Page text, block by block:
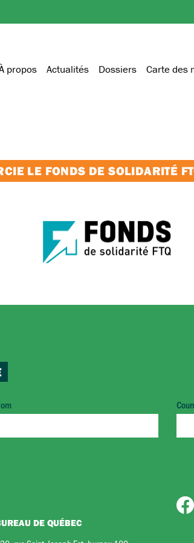
propos Actualités Dossiers Carte des
LE FONDS DE SOLIDARITÉ
DE QUÉBEC